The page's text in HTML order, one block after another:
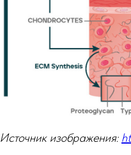
Источник изображения: